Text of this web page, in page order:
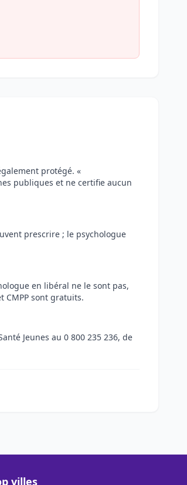
protégé. «
publiques et ne certifie aucun
prescrire ; le psychologue
en libéral ne le sont pas,
CMPP sont gratuits.
Jeunes au 0 800 235 236, de
villes